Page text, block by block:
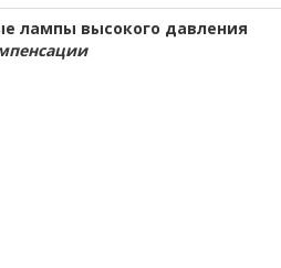
лампы высокого давления